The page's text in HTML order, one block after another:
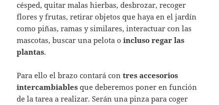
césped, quitar malas hierbas, desbrozar, recoger
flores y frutas, retirar objetos que haya en el jardín
como piñas, ramas y similares, interactuar con las
mascotas, buscar una pelota oincluso regar las
plantas.
Para ello el brazo contará contres accesorios
intercambiables que deberemos poner en función
de la tarea a realizar. Serán una pinza para coger